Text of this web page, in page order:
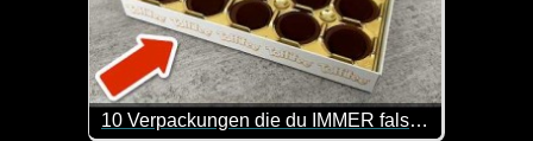
10 Verpackungen die du IMMER falsch benutzt hast (ohne es zu wissen)